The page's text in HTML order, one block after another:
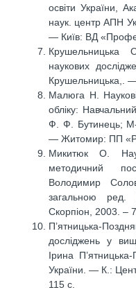
освіти України,
наук. центр АПН
— Київ: ВД
Крушельницька
наукових
Крушельницька,.
Малюга Н.
обліку:
Ф. Ф. Бутинець; М-
— Житомир: ПП
Микитюк О.
методичний
Володимир
загальною
Скорпіон, 2003. –
П’ятницька-
досліджень у
Ірина
України. — К.:
115 с.